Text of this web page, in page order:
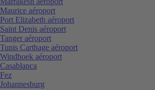
Maurice aéroport
Port Elizabeth aéroport
Saint Denis aéroport
Tanger aéroport
Tunis Carthage aéroport
Windhoek aéroport
Casablanca
Fez
Johannesburg